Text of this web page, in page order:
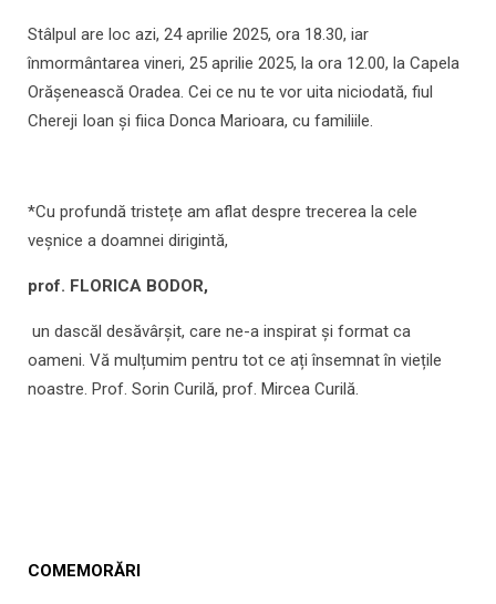
Stâlpul are loc azi, 24 aprilie 2025, ora 18.30, iar
înmormântarea vineri, 25 aprilie 2025, la ora 12.00, la Capela
Orășenească Oradea. Cei ce nu te vor uita niciodată, fiul
Chereji Ioan și fiica Donca Marioara, cu familiile.
*Cu profundă tristețe am aflat despre trecerea la cele
veșnice a doamnei dirigintă,
prof. FLORICA BODOR,
un dascăl desăvârșit, care ne-a inspirat și format ca
oameni. Vă mulțumim pentru tot ce ați însemnat în viețile
noastre. Prof. Sorin Curilă, prof. Mircea Curilă.
COMEMORĂRI